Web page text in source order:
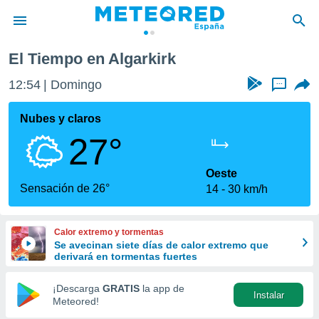
de
por
que se
calidad.
a este
las
y
forma
digital
basada
El Tiempo en Algarkirk
12:54 Domingo ...
Nubes y claros
27°
Sensación de 26°
Oeste
14
30 km/h
Calor extremo y tormentas
Se avecinan siete días de calor extremo que
derivará en tormentas fuertes
¡Descarga GRATIS la app de
Meteored!
Instalar